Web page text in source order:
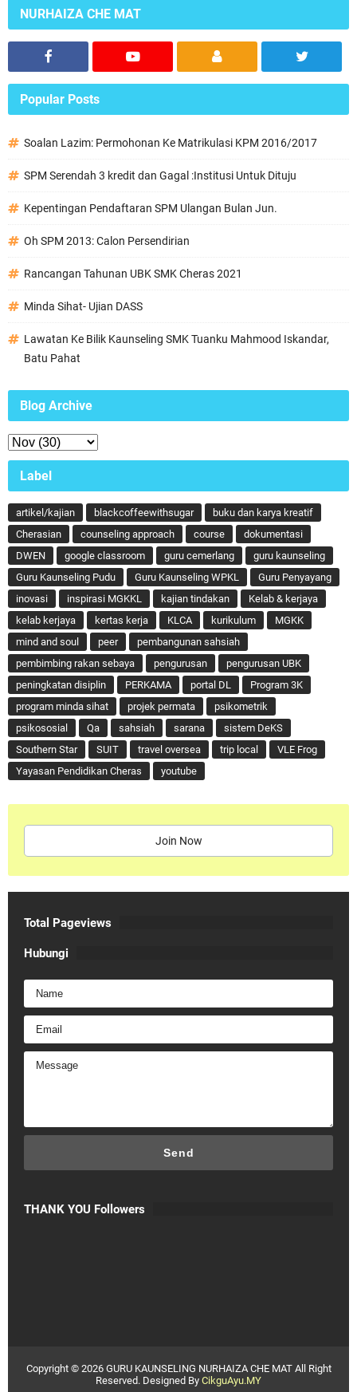
NURHAIZA CHE MAT
Popular Posts
Soalan Lazim: Permohonan Ke Matrikulasi KPM 2016/2017
SPM Serendah 3 kredit dan Gagal :Institusi Untuk Dituju
Kepentingan Pendaftaran SPM Ulangan Bulan Jun.
Oh SPM 2013: Calon Persendirian
Rancangan Tahunan UBK SMK Cheras 2021
Minda Sihat- Ujian DASS
Lawatan Ke Bilik Kaunseling SMK Tuanku Mahmood Iskandar,
Batu Pahat
Blog Archive
Label
artikel/kajian blackcoffeewithsugar
buku dan karya kreatif
Cherasian
counseling approach course
dokumentasi
DWEN
google classroom guru cemerlang
guru kaunseling
Guru Kaunseling Pudu
Guru Kaunseling WPKL
Guru Penyayang
inovasi
inspirasi MGKKL kajian tindakan
Kelab & kerjaya
kelab kerjaya
kertas kerja KLCA kurikulum
MGKK
mind and soul
peer
pembangunan sahsiah
pembimbing rakan sebaya
pengurusan
pengurusan UBK
peningkatan disiplin
PERKAMA portal DL
Program 3K
program minda sihat
projek permata
psikometrik
psikososial
Qa sahsiah sarana
sistem DeKS
Southern Star
SUIT travel oversea trip local
VLE Frog
Yayasan Pendidikan Cheras
youtube
Join Now
Total Pageviews
Hubungi
THANK YOU Followers
Copyright © 2026 GURU KAUNSELING NURHAIZA CHE MAT All Right
Reserved. Designed By CikguAyu.MY